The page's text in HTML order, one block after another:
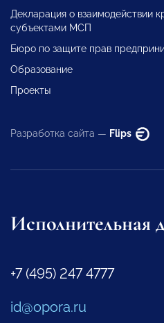
Декларация о взаимодействии
субъектами МСП
Бюро по защите прав
Образование
Проекты
Разработка сайта — Flips
Исполнительная
+7 (495) 247 4777
id@opora.ru